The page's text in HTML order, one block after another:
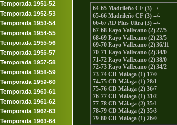
Temporada 1951-52
Temporada 1952-53
Temporada 1953-54
Temporada 1954-55
Temporada 1955-56
Temporada 1956-57
Temporada 1957-58
Temporada 1958-59
Temporada 1959-60
Temporada 1960-61
Temporada 1961-62
Temporada 1962-63
Temporada 1963-64
64-65 Madrileño CF (3) --/-
65-66 Madrileño CF (3) --/-
66-67 AD Plus Ultra (3) --/-
67-68 Rayo Vallecano (2) 27/5
68-69 Rayo Vallecano (2) 23/5
69-70 Rayo Vallecano (2) 36/11
70-71 Rayo Vallecano (2) 34/0
71-72 Rayo Vallecano (2) 38/0
72-73 Rayo Vallecano (2) 34/2
73-74 CD Málaga (1) 17/0
74-75 CD Málaga (1) 28/1
75-76 CD Málaga (2) 36/7
76-77 CD Málaga (1) 31/2
77-78 CD Málaga (2) 35/4
78-79 CD Málaga (2) 35/3
79-80 CD Málaga (1) 26/0